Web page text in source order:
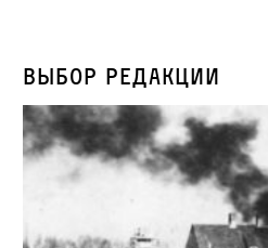
Выбор редакции